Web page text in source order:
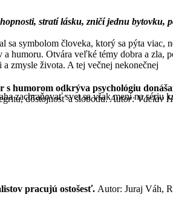
humorom odkrýva psychológiu
dôstojnosť a slobodu.Autor: Václav
pracujú ostošesť. Autor: Juraj Váh,
stratí lásku, zničí jednu bytovku,
symbolom človeka, ktorý sa pýta viac,
humoru. Otvára veľké témy dobra a zla,
zmysle života. A tej večnej nekonečnej
zachraňovať svet sa však mení na sériu